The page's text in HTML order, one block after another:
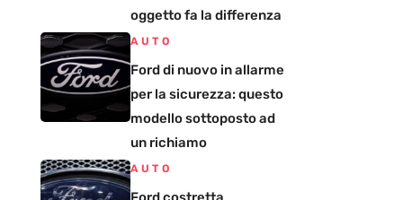
oggetto fa la differenza
AUTO
Ford di nuovo in allarme
per la sicurezza: questo
modello sottoposto ad
un richiamo
AUTO